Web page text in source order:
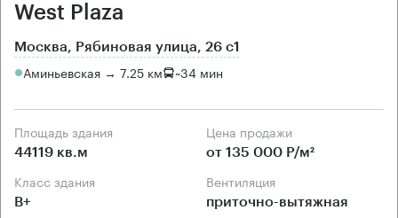
West Plaza
Москва, Рябиновая улица, 26 с1
Аминьевская → 7.25 км ~34 мин
Площадь здания
44119 кв.м
Цена продажи
от 135 000 Р/м²
Класс здания
B+
Вентиляция
приточно-вытяжная